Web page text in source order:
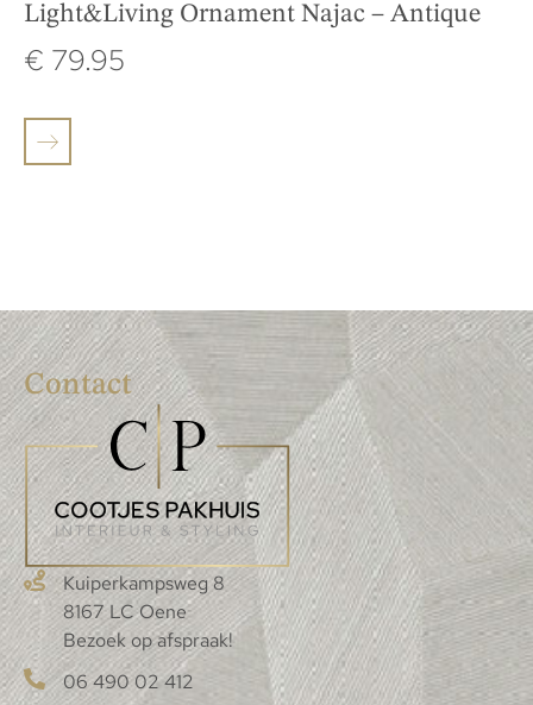
Light&Living Ornament Najac – Antique
€ 79.95
Contact
Kuiperkampsweg 8
8167 LC Oene
Bezoek op afspraak!
06 490 02 412